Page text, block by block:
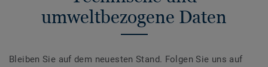
umweltbezogene Daten
Bleiben Sie auf dem neuesten Stand. Folgen Sie uns auf